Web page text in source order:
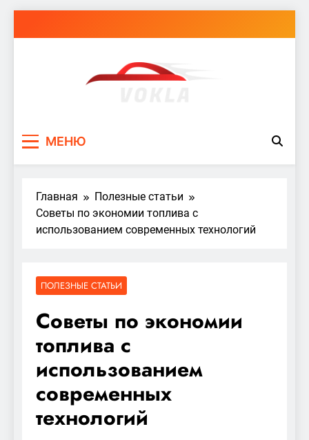
МЕНЮ
Главная
Полезные статьи
Советы по экономии топлива с
использованием современных технологий
ПОЛЕЗНЫЕ СТАТЬИ
Советы по экономии
топлива с
использованием
современных
технологий